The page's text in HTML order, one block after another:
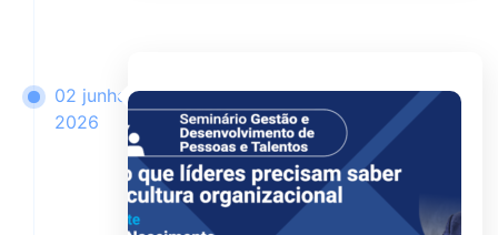
02 junho
2026